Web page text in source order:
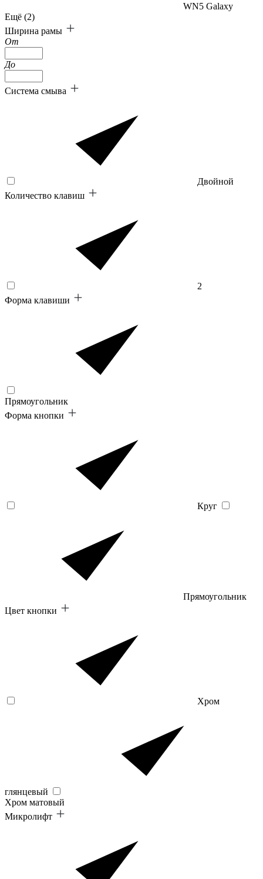
WN5 Galaxy
Ещё (2)
Ширина рамы
От
До
Система смыва
Двойной
Количество клавиш
2
Форма клавиши
Прямоугольник
Форма кнопки
Круг
Прямоугольник
Цвет кнопки
Хром
глянцевый
Хром матовый
Микролифт